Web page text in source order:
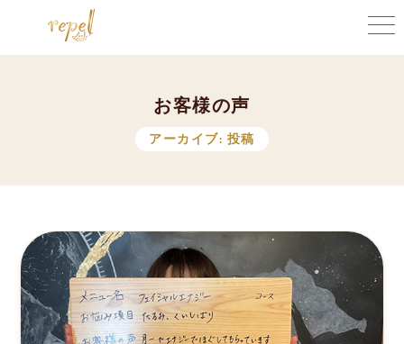
お客様の声
アーカイブ: 投稿